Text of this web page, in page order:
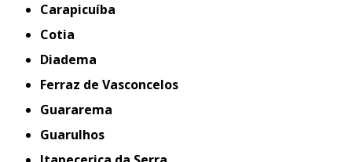
Carapicuíba
Cotia
Diadema
Ferraz de Vasconcelos
Guararema
Guarulhos